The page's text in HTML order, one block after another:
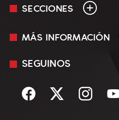
SECCIONES
En Vivo
Sociedad
MÁS INFORMACIÓN
Mediakit
Términos y condiciones
SEGUINOS